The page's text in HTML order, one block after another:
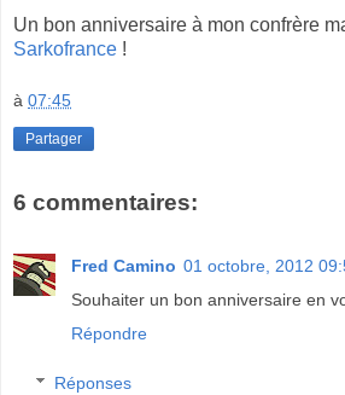
Un bon anniversaire à mon confrère
Sarkofrance !
à 07:45
Partager
6 commentaires:
Fred Camino 01 octobre, 2012
Souhaiter un bon anniversaire en
Répondre
Réponses